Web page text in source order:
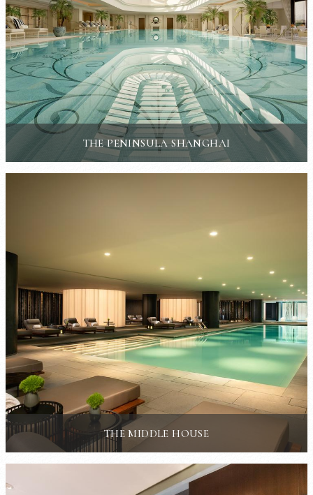
THE PENINSULA SHANGHAI
THE MIDDLE HOUSE